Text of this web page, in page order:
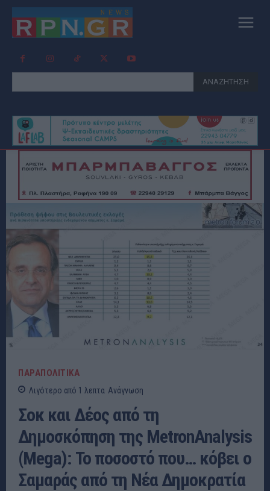
ΑΝΑΖΗΤΗΣΗ
ΠΑΡΑΠΟΛΙΤΙΚΆ
Λιγότερο από 1 λεπτα Ανάγνωση
Σοκ και Δέος από τη
Δημοσκόπηση της MetronAnalysis
(Mega): Το ποσοστό που… κόβει ο
Σαμαράς από τη Νέα Δημοκρατία